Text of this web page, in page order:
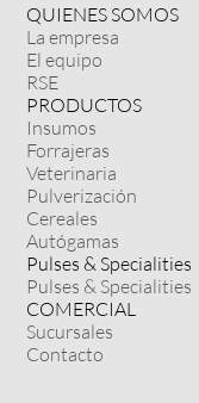
QUIENES SOMOS
La empresa
El equipo
RSE
PRODUCTOS
Insumos
Forrajeras
Veterinaria
Pulverización
Cereales
Autógamas
Pulses & Specialities
Pulses & Specialities
COMERCIAL
Sucursales
Contacto